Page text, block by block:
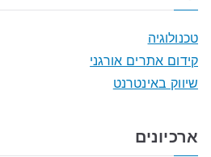
טכנולוגיה
קידום אתרים אורגני
שיווק באינטרנט
ארכיונים